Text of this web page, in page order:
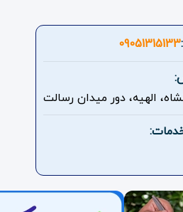
09051315133
الهیه، دور میدان رسالت